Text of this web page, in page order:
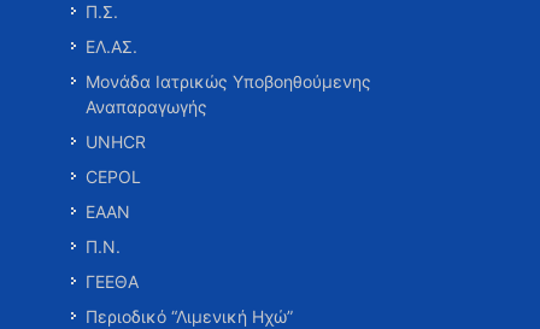
Π.Σ.
ΕΛ.ΑΣ.
Μονάδα Ιατρικώς Υποβοηθούμενης
Αναπαραγωγής
UNHCR
CEPOL
ΕΑΑΝ
Π.Ν.
ΓΕΕΘΑ
Περιοδικό “Λιμενική Ηχώ”